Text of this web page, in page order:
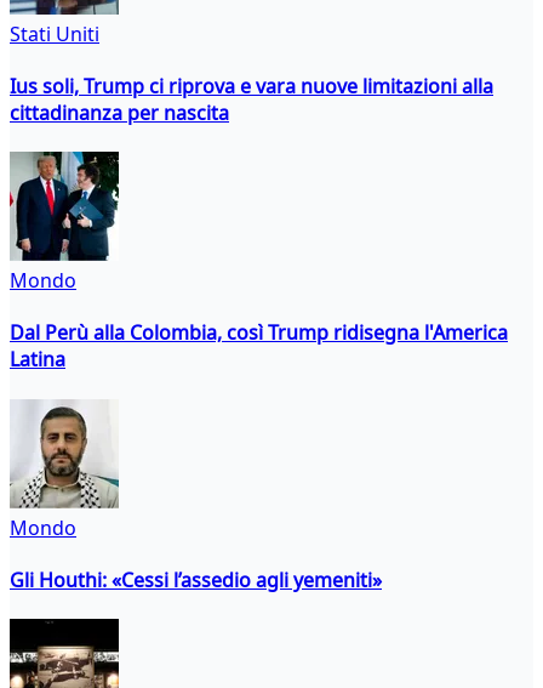
Stati Uniti
Ius soli, Trump ci riprova e vara nuove limitazioni alla
cittadinanza per nascita
Mondo
Dal Perù alla Colombia, così Trump ridisegna l'America
Latina
Mondo
Gli Houthi: «Cessi l’assedio agli yemeniti»